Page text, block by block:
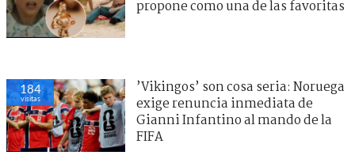
propone como una de las favoritas
184
visitas
’Vikingos’ son cosa seria: Noruega
exige renuncia inmediata de
Gianni Infantino al mando de la
FIFA